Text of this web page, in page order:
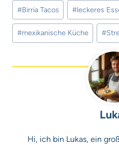
Schlagworte:
#Birria Tacos #leckeres
#mexikanische Küche #
Hi, ich bin Lukas, ein